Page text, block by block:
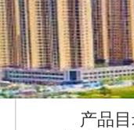
产品